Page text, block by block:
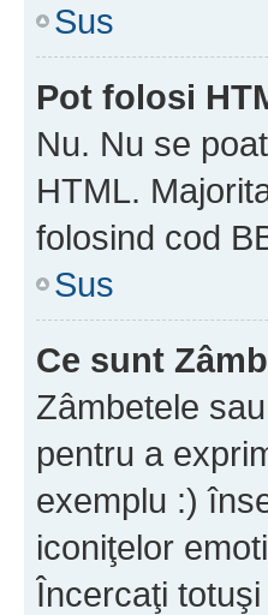
Sus
Pot folosi
Nu. Nu se
HTML.
folosind cod
Sus
Ce sunt
Zâmbetele
pentru a
exemplu :)
iconiţelor
Încercaţi